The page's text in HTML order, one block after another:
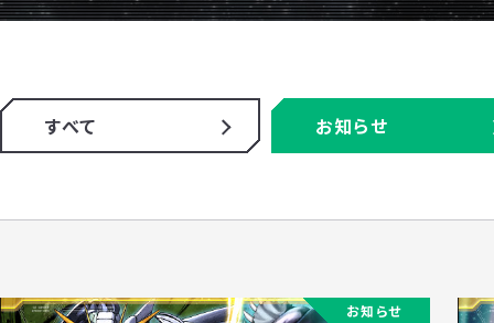
すべて お知らせ
お知らせ